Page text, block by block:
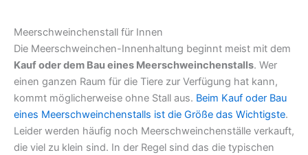
Meerschweinchenstall für Innen
Die Meerschweinchen-Innenhaltung beginnt meist mit dem
Kauf oder dem Bau eines Meerschweinchenstalls. Wer
einen ganzen Raum für die Tiere zur Verfügung hat kann,
kommt möglicherweise ohne Stall aus. Beim Kauf oder Bau
eines Meerschweinchenstalls ist die Größe das Wichtigste.
Leider werden häufig noch Meerschweinchenställe verkauft,
die viel zu klein sind. In der Regel sind das die typischen